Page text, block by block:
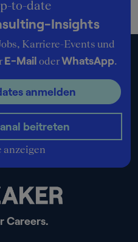
Careers.
to-date
Insights
Karriere-Events und
E-Mail oderWhatsApp.
anmelden
beitreten
anzeigen